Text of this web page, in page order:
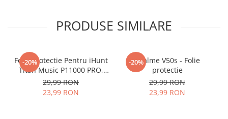
producerea foliilor NUeste
sticla pe care o stim cu totii, ci
este Nano Glass
AcestagaranteazacaNU SE
SPARGEin mii de cioburi
ascutite si periculoase.
PRODUSE SIMILARE
-20%
Folie Protectie Pentru iHunt
Titan Music P11000 PRO,
VDOO
29,99 RON
23,99 RON
-20%
Realme V50s - Folie
protectie
29,99 RON
23,99 RON